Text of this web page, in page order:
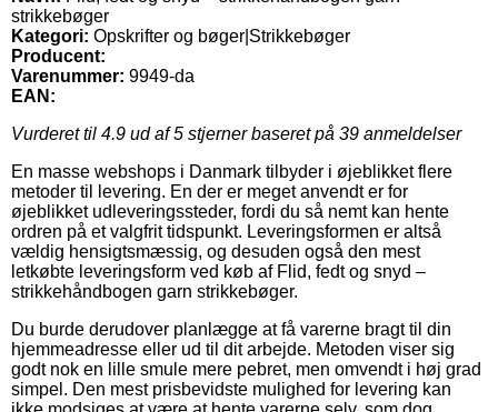
strikkebøger
Kategori: Opskrifter og bøger|Strikkebøger
Producent:
Varenummer: 9949-da
EAN:
Vurderet til 4.9 ud af 5 stjerner baseret på 39 anmeldelser
En masse webshops i Danmark tilbyder i øjeblikket flere
metoder til levering. En der er meget anvendt er for
øjeblikket udleveringssteder, fordi du så nemt kan hente
ordren på et valgfrit tidspunkt. Leveringsformen er altså
vældig hensigtsmæssig, og desuden også den mest
letkøbte leveringsform ved køb af Flid, fedt og snyd –
strikkehåndbogen garn strikkebøger.
Du burde derudover planlægge at få varerne bragt til din
hjemmeadresse eller ud til dit arbejde. Metoden viser sig
godt nok en lille smule mere pebret, men omvendt i høj grad
simpel. Den mest prisbevidste mulighed for levering kan